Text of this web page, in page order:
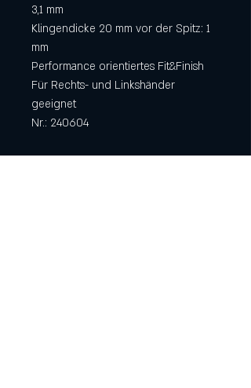
3,1 mm
Klingendicke 20 mm vor der Spitz: 1
mm
Performance orientiertes Fit&Finish
Für Rechts- und Linkshänder
geeignet
Nr.: 240604